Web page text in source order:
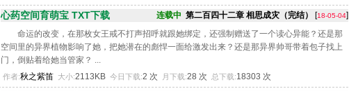
心药空间育萌宝 TXT下载 连载中 第二百四十二章 相思成灾（完结） [18-05-04]
命运的改变，在那枚女王戒不打声招呼就跟她绑定，还强制赠送了一个读心异能？还是那
空间里的异界植物影响了她，把她潜在的彪悍一面给激发出来？还是那异界帅哥带着包子找上
门，倒贴着给她当管家？ ...
作者:秋之紫笛 大小:2113KB 今日下载:2 次 月下载:28 次 总下载:18303 次